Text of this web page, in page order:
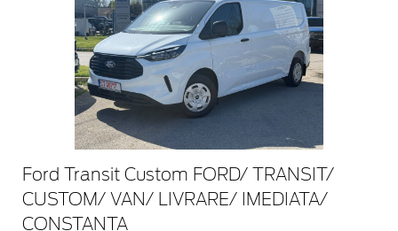
Ford Transit Custom FORD/ TRANSIT/
CUSTOM/ VAN/ LIVRARE/ IMEDIATA/
CONSTANTA